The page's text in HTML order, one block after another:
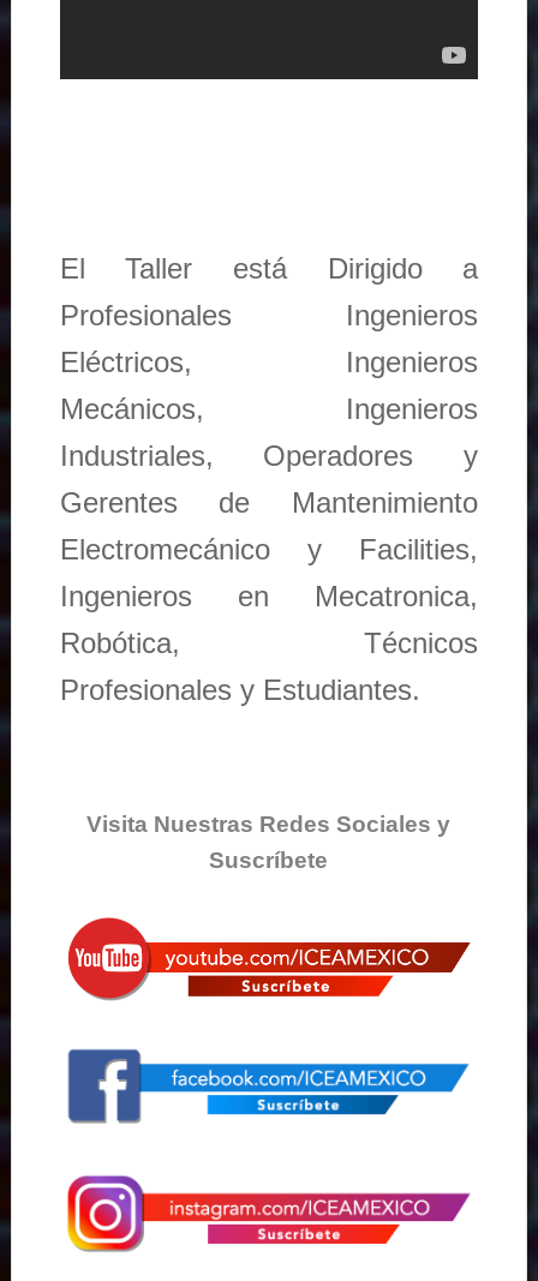
El Taller está Dirigido a
Profesionales Ingenieros
Eléctricos, Ingenieros
Mecánicos, Ingenieros
Industriales, Operadores y
Gerentes de Mantenimiento
Electromecánico y Facilities,
Ingenieros en Mecatronica,
Robótica, Técnicos
Profesionales y Estudiantes.
Visita Nuestras Redes Sociales y
Suscríbete